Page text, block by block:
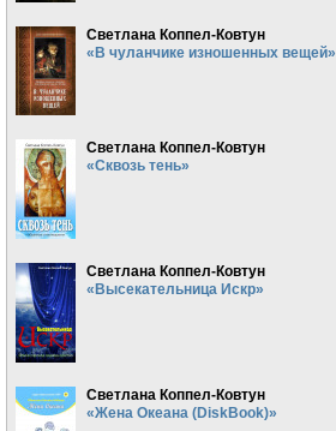
Светлана Коппел-Ковтун
«В чуланчике изношенных вещей»
Светлана Коппел-Ковтун
«Сквозь тень»
Светлана Коппел-Ковтун
«Высекательница Искр»
Светлана Коппел-Ковтун
«Жена Океана (DiskBook)»